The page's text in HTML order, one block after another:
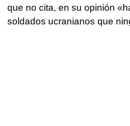
que no cita, en su opinión
soldados ucranianos que